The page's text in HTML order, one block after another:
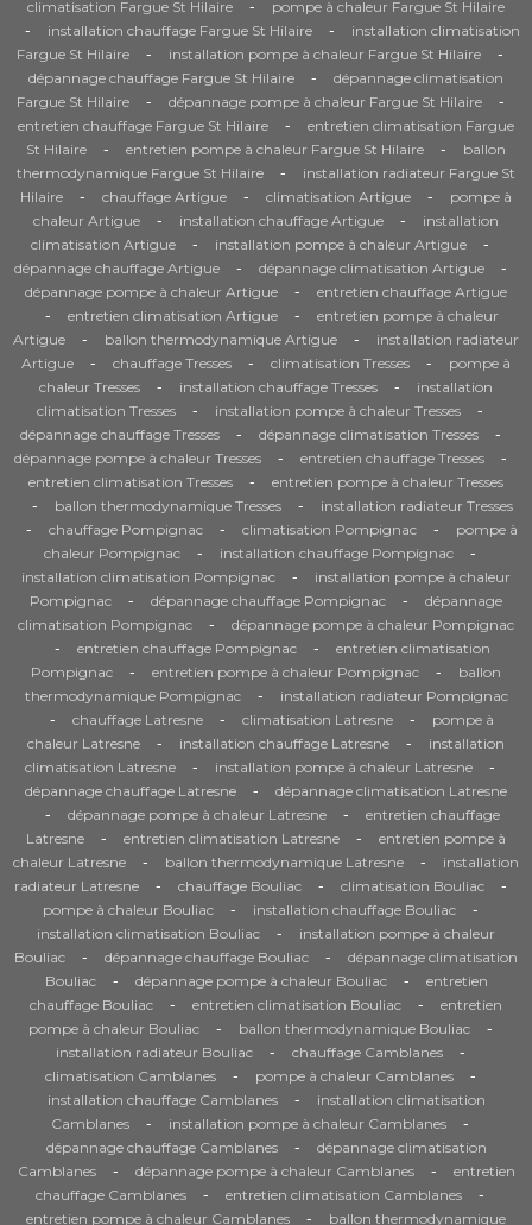
climatisation Fargue St Hilaire - pompe à chaleur Fargue St Hilaire
- installation chauffage Fargue St Hilaire -
installation climatisation
Fargue St Hilaire
- installation pompe à chaleur Fargue St Hilaire -
dépannage chauffage Fargue St Hilaire -
dépannage climatisation
Fargue St Hilaire
- dépannage pompe à chaleur Fargue St Hilaire -
entretien chauffage Fargue St Hilaire -
entretien climatisation Fargue
St Hilaire
- entretien pompe à chaleur Fargue St Hilaire -
ballon
thermodynamique Fargue St Hilaire
-
installation radiateur Fargue St
Hilaire
- chauffage Artigue - climatisation Artigue -
pompe à
chaleur Artigue
- installation chauffage Artigue -
installation
climatisation Artigue
- installation pompe à chaleur Artigue -
dépannage chauffage Artigue - dépannage climatisation Artigue -
dépannage pompe à chaleur Artigue - entretien chauffage Artigue
- entretien climatisation Artigue -
entretien pompe à chaleur
Artigue
- ballon thermodynamique Artigue -
installation radiateur
Artigue
- chauffage Tresses - climatisation Tresses -
pompe à
chaleur Tresses
- installation chauffage Tresses -
installation
climatisation Tresses
- installation pompe à chaleur Tresses -
dépannage chauffage Tresses - dépannage climatisation Tresses -
dépannage pompe à chaleur Tresses - entretien chauffage Tresses -
entretien climatisation Tresses - entretien pompe à chaleur Tresses
- ballon thermodynamique Tresses - installation radiateur Tresses
- chauffage Pompignac - climatisation Pompignac -
pompe à
chaleur Pompignac
- installation chauffage Pompignac -
installation climatisation Pompignac -
installation pompe à chaleur
Pompignac
- dépannage chauffage Pompignac -
dépannage
climatisation Pompignac
- dépannage pompe à chaleur Pompignac
- entretien chauffage Pompignac -
entretien climatisation
Pompignac
- entretien pompe à chaleur Pompignac -
ballon
thermodynamique Pompignac
- installation radiateur Pompignac
- chauffage Latresne - climatisation Latresne -
pompe à
chaleur Latresne
- installation chauffage Latresne -
installation
climatisation Latresne
- installation pompe à chaleur Latresne -
dépannage chauffage Latresne - dépannage climatisation Latresne
- dépannage pompe à chaleur Latresne -
entretien chauffage
Latresne
- entretien climatisation Latresne -
entretien pompe à
chaleur Latresne
- ballon thermodynamique Latresne -
installation
radiateur Latresne
- chauffage Bouliac - climatisation Bouliac -
pompe à chaleur Bouliac - installation chauffage Bouliac -
installation climatisation Bouliac -
installation pompe à chaleur
Bouliac
- dépannage chauffage Bouliac -
dépannage climatisation
Bouliac
- dépannage pompe à chaleur Bouliac -
entretien
chauffage Bouliac
- entretien climatisation Bouliac -
entretien
pompe à chaleur Bouliac
- ballon thermodynamique Bouliac -
installation radiateur Bouliac - chauffage Camblanes -
climatisation Camblanes - pompe à chaleur Camblanes -
installation chauffage Camblanes -
installation climatisation
Camblanes
- installation pompe à chaleur Camblanes -
dépannage chauffage Camblanes -
dépannage climatisation
Camblanes
- dépannage pompe à chaleur Camblanes -
entretien
chauffage Camblanes
- entretien climatisation Camblanes -
entretien pompe à chaleur Camblanes -
ballon thermodynamique